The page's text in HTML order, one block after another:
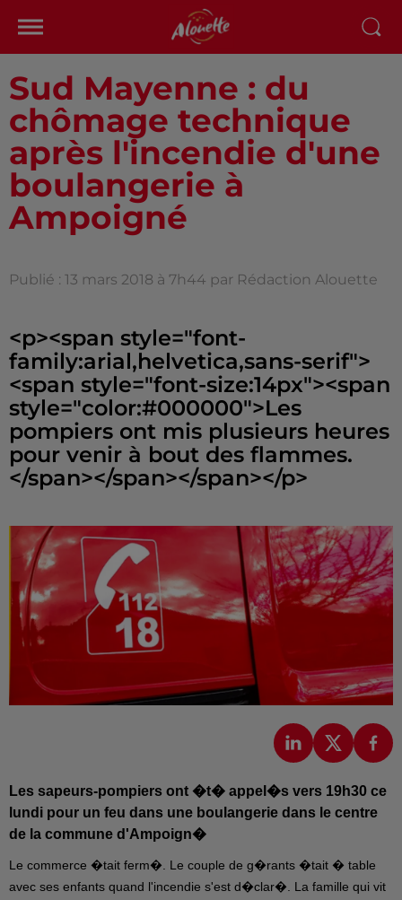
Sud Mayenne : du
chômage technique
après l'incendie d'une
boulangerie à
Ampoigné
Publié : 13 mars 2018 à 7h44 par Rédaction Alouette
<p><span style="font-
family:arial,helvetica,sans-serif">
<span style="font-size:14px"><span
style="color:#000000">Les
pompiers ont mis plusieurs heures
pour venir à bout des flammes.
Les sapeurs-pompiers ont �t� appel�s vers 19h30 ce
lundi pour un feu dans une boulangerie dans le centre
de la commune d'Ampoign�
Le commerce �tait ferm�. Le couple de g�rants �tait � table
avec ses enfants quand l'incendie s'est d�clar�. La famille qui vit